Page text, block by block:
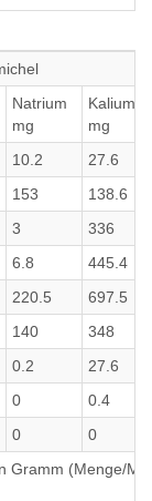
Natrium
mg
Kalium
mg
10.2
27.6
153
138.6
3
336
6.8
445.4
220.5
697.5
140
348
0.2
27.6
0
0.4
0
0
Gramm (Menge/